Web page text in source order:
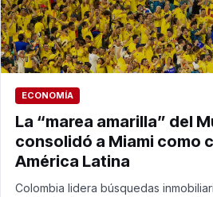
ECONOMÍA
La “marea amarilla” del
consolidó a Miami como
América Latina
Colombia lidera búsquedas